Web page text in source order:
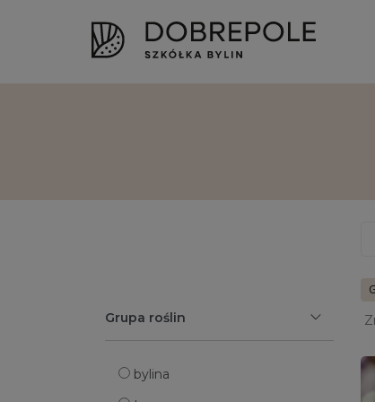
Grupa roślin
bylina